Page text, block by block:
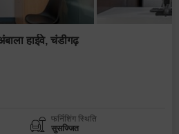
हाईवे, चंडीगढ़
फर्निशिंग स्थिति
सुसज्जित